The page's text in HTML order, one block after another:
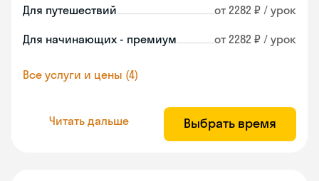
Для путешествий от 2282 ₽ / урок
Для начинающих - премиум от 2282 ₽ / урок
Все услуги и цены (4)
Читать дальше Выбрать время